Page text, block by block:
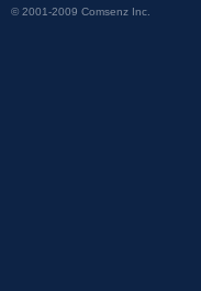
© 2001-2009 Comsenz Inc.